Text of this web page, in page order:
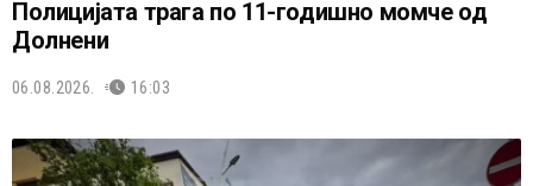
Полицијата трага по 11-годишно момче од
Долнени
06.08.2026. 16:03